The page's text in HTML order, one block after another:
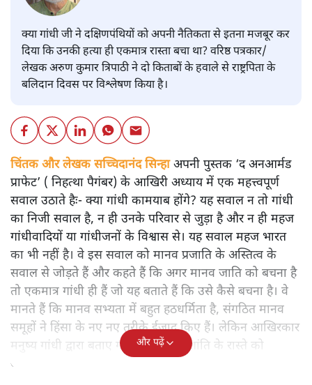
क्या गांधी जी ने दक्षिणपंथियों को अपनी नैतिकता से इतना मजबूर कर
दिया कि उनकी हत्या ही एकमात्र रास्ता बचा था? वरिष्ठ पत्रकार/
लेखक अरुण कुमार त्रिपाठी ने दो किताबों के हवाले से राष्ट्रपिता के
बलिदान दिवस पर विश्लेषण किया है।
चिंतक और लेखक सच्चिदानंद सिन्हाअपनी पुस्तक ‘द अनआर्मड
प्राफेट’ ( निहत्था पैगंबर) के आखिरी अध्याय में एक महत्त्वपूर्ण
सवाल उठाते हैः- क्या गांधी कामयाब होंगे? यह सवाल न तो गांधी
का निजी सवाल है, न ही उनके परिवार से जुड़ा है और न ही महज
गांधीवादियों या गांधीजनों के विश्वास से। यह सवाल महज भारत
का भी नहीं है। वे इस सवाल को मानव प्रजाति के अस्तित्व के
सवाल से जोड़ते हैं और कहते हैं कि अगर मानव जाति को बचना है
तो एकमात्र गांधी ही हैं जो यह बताते हैं कि उसे कैसे बचना है। वे
मानते हैं कि मानव सभ्यता में बहुत हठधर्मिता है, संगठित मानव
समूहों ने हिंसा के नए नए तरीके ईजाद किए हैं। लेकिन आखिरकार
मनुष्य गांधी द्वारा बताए गए अहिंसा और शांति के रास्ते को
अपनाएगा।
और पढ़ें